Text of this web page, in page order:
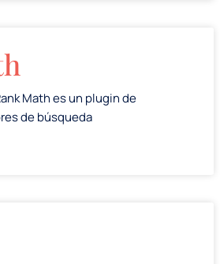
Math es un plugin de
de búsqueda